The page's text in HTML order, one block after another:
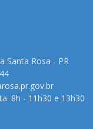
Santa Rosa - PR
8h - 11h30 e 13h30